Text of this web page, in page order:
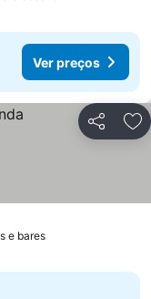
Ver preços
Partilhar
e baresVer preços